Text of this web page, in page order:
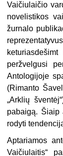
Vaičiulaičio
novelistikos
žurnalo
peržvelgusi
Antologijoje
(Rimanto
„Arklių
pabaigą. Šiaip
rodyti
Aptariamos
Vaičiulaitis“